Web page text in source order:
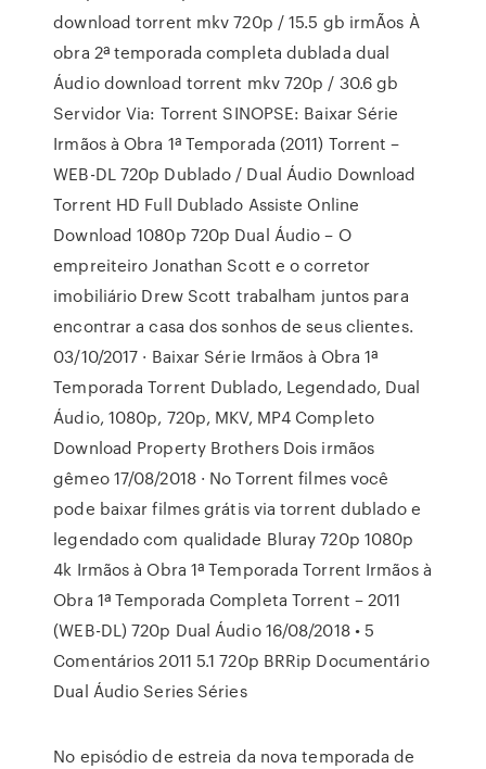
download torrent mkv 720p / 15.5 gb irmÃos À
obra 2ª temporada completa dublada dual
Áudio download torrent mkv 720p / 30.6 gb
Servidor Via: Torrent SINOPSE: Baixar Série
Irmãos à Obra 1ª Temporada (2011) Torrent –
WEB-DL 720p Dublado / Dual Áudio Download
Torrent HD Full Dublado Assiste Online
Download 1080p 720p Dual Áudio – O
empreiteiro Jonathan Scott e o corretor
imobiliário Drew Scott trabalham juntos para
encontrar a casa dos sonhos de seus clientes.
03/10/2017 · Baixar Série Irmãos à Obra 1ª
Temporada Torrent Dublado, Legendado, Dual
Áudio, 1080p, 720p, MKV, MP4 Completo
Download Property Brothers Dois irmãos
gêmeo 17/08/2018 · No Torrent filmes você
pode baixar filmes grátis via torrent dublado e
legendado com qualidade Bluray 720p 1080p
4k Irmãos à Obra 1ª Temporada Torrent Irmãos à
Obra 1ª Temporada Completa Torrent – 2011
(WEB-DL) 720p Dual Áudio 16/08/2018 • 5
Comentários 2011 5.1 720p BRRip Documentário
Dual Áudio Series Séries
No episódio de estreia da nova temporada de